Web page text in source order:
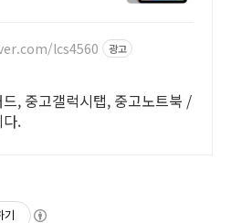
lcs4560 광고
, 중고갤럭시탭, 중고노트북 /
.